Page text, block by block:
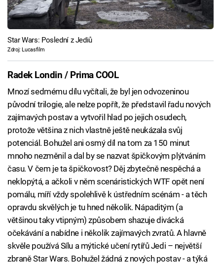
Star Wars: Poslední z Jediů
Zdroj: Lucasfilm
Radek Londin / Prima COOL
Mnozí sedmému dílu vyčítali, že byl jen odvozeninou
původní trilogie, ale nelze popřít, že představil řadu nových
zajímavých postav a vytvořil hlad po jejich osudech,
protože většina z nich vlastně ještě neukázala svůj
potenciál. Bohužel ani osmý díl na tom za 150 minut
mnoho nezměnil a dal by se nazvat špičkovým plýtváním
času. V čem je ta špičkovost? Děj zbytečně nespěchá a
neklopýtá, a ačkoli v něm scenáristických WTF opět není
pomálu, míří vždy spolehlivě k ústředním scénám - a těch
opravdu skvělých je tu hned několik. Nápaditým (a
většinou taky vtipným) způsobem shazuje divácká
očekávání a nabídne i několik zajímavých zvratů. A hlavně
skvěle používá Sílu a mýtické učení rytířů Jedi – největší
zbraně Star Wars. Bohužel žádná z nových postav - a týká